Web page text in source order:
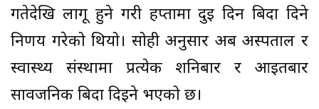
गतेदेखि लागू हुने गरी हप्तामा दुई दिन बिदा दिने
निर्णय गरेको थियो। सोही अनुसार अब अस्पताल र
स्वास्थ्य संस्थामा प्रत्येक शनिबार र आइतबार
सार्वजनिक बिदा दिइने भएको छ।